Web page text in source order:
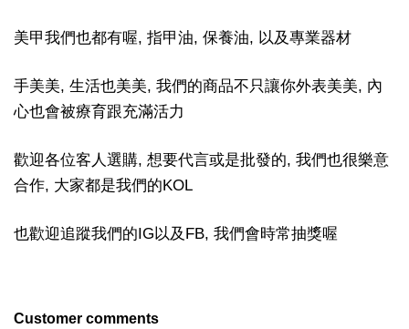
美甲我們也都有喔, 指甲油, 保養油, 以及專業器材
手美美, 生活也美美, 我們的商品不只讓你外表美美, 內
心也會被療育跟充滿活力
歡迎各位客人選購, 想要代言或是批發的, 我們也很樂意
合作, 大家都是我們的KOL
也歡迎追蹤我們的IG以及FB, 我們會時常抽獎喔
Customer comments